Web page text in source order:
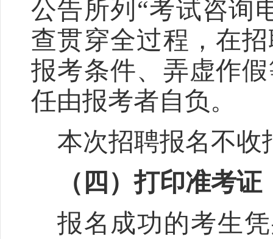
公告所列 “考试咨询
查贯穿全过程，在
报考条件、弄虚作
任由报考者自负。
本次招聘报名不收
（四）打印准考证
报名成功的考生